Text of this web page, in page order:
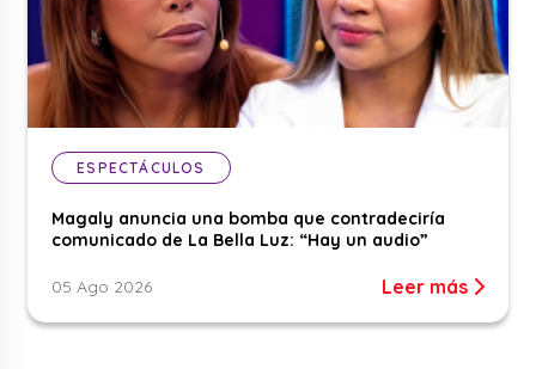
ESPECTÁCULOS
Magaly anuncia una bomba que contradeciría
comunicado de La Bella Luz: “Hay un audio”
05 Ago 2026 Leer más